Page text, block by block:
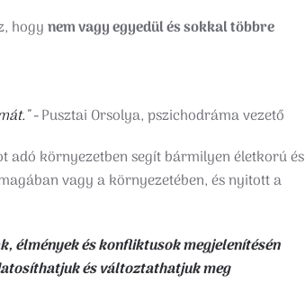
hogynem vagy egyedül és sokkal többre
-Pusztai Orsolya, pszichodráma vezető
környezetben segít bármilyen életkorú és
vagy a környezetében, és nyitott a
élmények és konfliktusok megjelenítésén
és változtathatjuk meg